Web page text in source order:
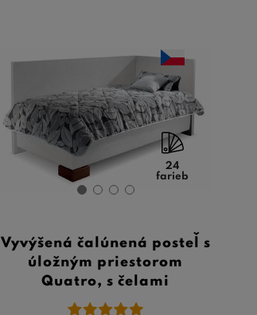
24
farieb
Vyvýšená čalúnená posteľ s
úložným priestorom
Quatro, s čelami